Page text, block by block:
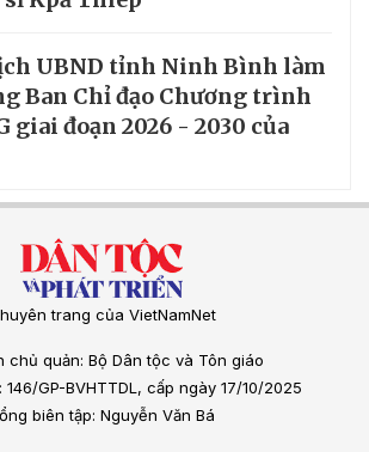
UBND tỉnh Ninh Bình làm
Ban Chỉ đạo Chương trình
giai đoạn 2026 - 2030 của
trang của VietNamNet
chủ quản: Bộ Dân tộc và Tôn giáo
146/GP-BVHTTDL, cấp ngày 17/10/2025
biên tập: Nguyễn Văn Bá